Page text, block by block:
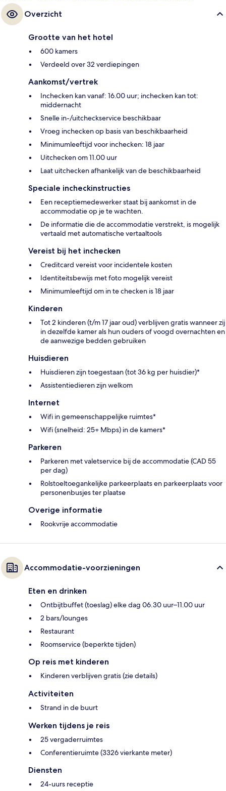
Overzicht
Grootte van het hotel
600 kamers
Verdeeld over 32 verdiepingen
Aankomst/vertrek
Inchecken kan vanaf: 16.00 uur; inchecken kan tot:
middernacht
Snelle in-/uitcheckservice beschikbaar
Vroeg inchecken op basis van beschikbaarheid
Minimumleeftijd voor inchecken: 18 jaar
Uitchecken om 11.00 uur
Laat uitchecken afhankelijk van de beschikbaarheid
Speciale incheckinstructies
Een receptiemedewerker staat bij aankomst in de
accommodatie op je te wachten.
De informatie die de accommodatie verstrekt, is mogelijk
vertaald met automatische vertaaltools
Vereist bij het inchecken
Creditcard vereist voor incidentele kosten
Identiteitsbewijs met foto mogelijk vereist
Minimumleeftijd om in te checken is 18 jaar
Kinderen
Tot 2 kinderen (t/m 17 jaar oud) verblijven gratis wanneer zij
in dezelfde kamer als hun ouders of voogd overnachten en
de aanwezige bedden gebruiken
Huisdieren
Huisdieren zijn toegestaan (tot 36 kg per huisdier)*
Assistentiedieren zijn welkom
Internet
Wifi in gemeenschappelijke ruimtes*
Wifi (snelheid: 25+ Mbps) in de kamers*
Parkeren
Parkeren met valetservice bij de accommodatie (CAD 55
per dag)
Rolstoeltoegankelijke parkeerplaats en parkeerplaats voor
personenbusjes ter plaatse
Overige informatie
Rookvrije accommodatie
Accommodatie-voorzieningen
Eten en drinken
Ontbijtbuffet (toeslag) elke dag 06.30 uur–11.00 uur
2 bars/lounges
Restaurant
Roomservice (beperkte tijden)
Op reis met kinderen
Kinderen verblijven gratis (zie details)
Activiteiten
Strand in de buurt
Werken tijdens je reis
25 vergaderruimtes
Conferentieruimte (3326 vierkante meter)
Diensten
24-uurs receptie